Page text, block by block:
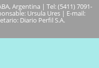
Argentina | Tel: (5411) 7091-
Ursula Ures | E-mail:
Diario Perfil S.A.